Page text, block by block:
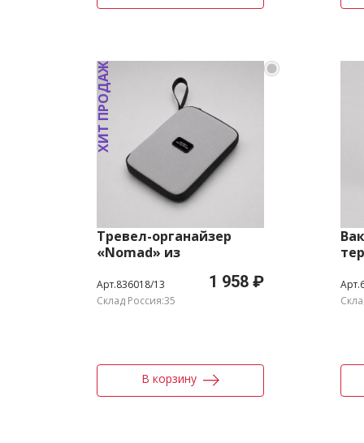
Тревел-органайзер
«Nomad» из
переработанного
пластика
Арт.836018/13 1 958 ₽
Склад Россия:35
В корзину
ХИТ ПРОДАЖ
мл